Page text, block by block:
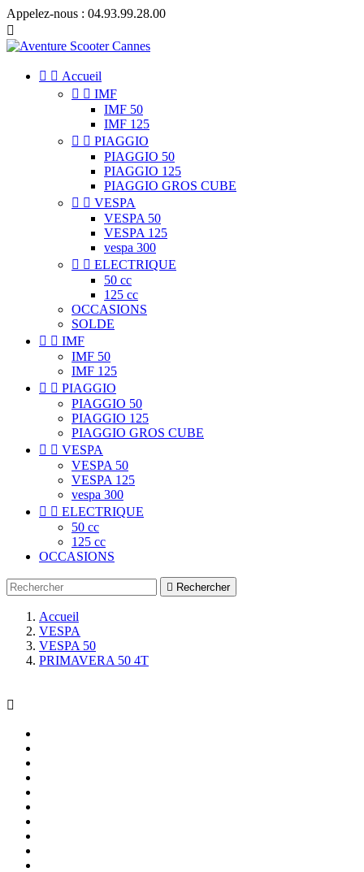
Appelez-nous : 04.93.99.28.00

  Accueil
  IMF
IMF 50
IMF 125
  PIAGGIO
PIAGGIO 50
PIAGGIO 125
PIAGGIO GROS CUBE
  VESPA
VESPA 50
VESPA 125
vespa 300
  ELECTRIQUE
50 cc
125 cc
OCCASIONS
SOLDE
  IMF
IMF 50
IMF 125
  PIAGGIO
PIAGGIO 50
PIAGGIO 125
PIAGGIO GROS CUBE
  VESPA
VESPA 50
VESPA 125
vespa 300
  ELECTRIQUE
50 cc
125 cc
OCCASIONS
 Rechercher
Accueil
VESPA
VESPA 50
PRIMAVERA 50 4T
